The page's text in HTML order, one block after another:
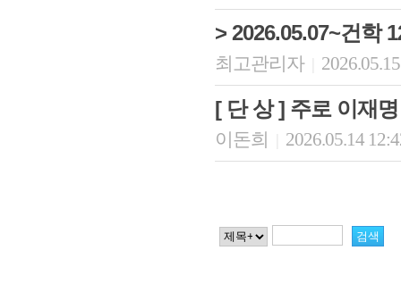
> 2026.05.07~건학
최고관리자
[ 단 상 ] 주로 이재
이돈희 2026.05.14